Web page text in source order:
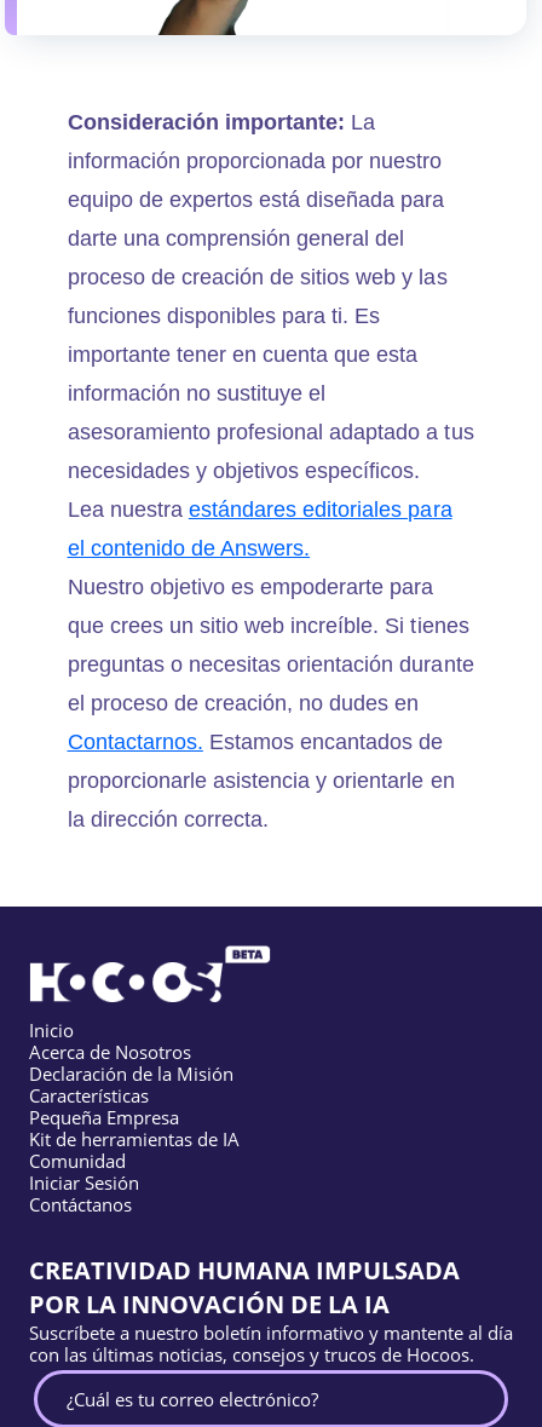
Consideración importante: La
información proporcionada por nuestro
equipo de expertos está diseñada para
darte una comprensión general del
proceso de creación de sitios web y las
funciones disponibles para ti. Es
importante tener en cuenta que esta
información no sustituye el
asesoramiento profesional adaptado a tus
necesidades y objetivos específicos.
Lea nuestra estándares editoriales para
el contenido de Answers.
Nuestro objetivo es empoderarte para
que crees un sitio web increíble. Si tienes
preguntas o necesitas orientación durante
el proceso de creación, no dudes en
Contactarnos. Estamos encantados de
proporcionarle asistencia y orientarle en
la dirección correcta.
Inicio
Acerca de Nosotros
Declaración de la Misión
Características
Pequeña Empresa
Kit de herramientas de IA
Comunidad
Iniciar Sesión
Contáctanos
CREATIVIDAD HUMANA IMPULSADA
POR LA INNOVACIÓN DE LA IA
Suscríbete a nuestro boletín informativo y mantente al día
con las últimas noticias, consejos y trucos de Hocoos.